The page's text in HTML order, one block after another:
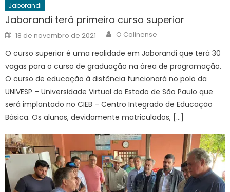
Jaborandi
Jaborandi terá primeiro curso superior
Posted
on
18 de novembro de 2021 Author
O Colinense
O curso superior é uma realidade em Jaborandi que terá 30
vagas para o curso de graduação na área de programação.
O curso de educação à distância funcionará no polo da
UNIVESP – Universidade Virtual do Estado de São Paulo que
será implantado no CIEB – Centro Integrado de Educação
Básica. Os alunos, devidamente matriculados, […]